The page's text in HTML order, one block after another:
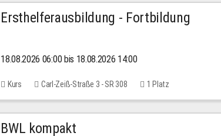
Ersthelferausbildung - Fortbildung
18.08.2026 06:00 bis 18.08.2026 14:00
Kurs Carl-Zeiß-Straße 3 - SR 308 1 Platz
BWL kompakt